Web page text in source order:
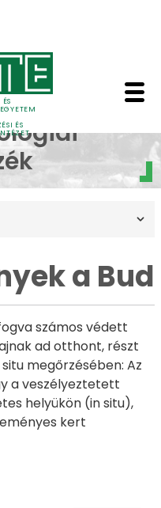
ÉS
a
a
számos védett
ad otthont, részt
megőrzésében: Az
a veszélyeztetett
helyükön (in situ),
kert